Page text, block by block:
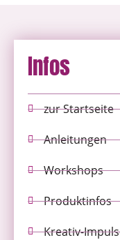
Infos
zur Startseite
Anleitungen
Workshops
Produktinfos
Kreativ-